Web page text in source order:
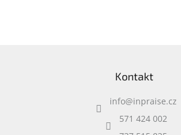
Kontakt
info@inpraise.cz
571 424 002